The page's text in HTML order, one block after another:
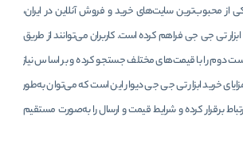
از محبوب‌ترین سایت‌های خرید و فروش آنلاین در ایران،
تی جی جی فراهم کرده است. کاربران می‌توانند از طریق
دست دوم را با قیمت‌های مختلف جستجو کرده و بر اساس نیاز
خرید ابزار تی جی جی دیوار این است که می‌توان به‌طور
برقرار کرده و شرایط قیمت و ارسال را به‌صورت مستقیم